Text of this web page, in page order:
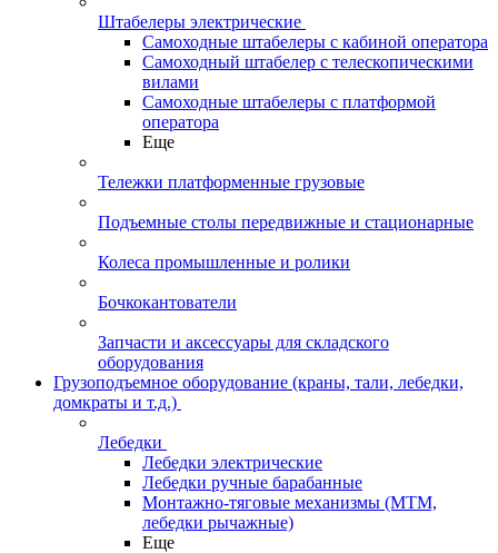
Штабелеры электрические
Самоходные штабелеры с кабиной оператора
Самоходный штабелер с телескопическими
вилами
Самоходные штабелеры с платформой
оператора
Еще
Тележки платформенные грузовые
Подъемные столы передвижные и стационарные
Колеса промышленные и ролики
Бочкокантователи
Запчасти и аксессуары для складского
оборудования
Грузоподъемное оборудование (краны, тали, лебедки,
домкраты и т.д.)
Лебедки
Лебедки электрические
Лебедки ручные барабанные
Монтажно-тяговые механизмы (МТМ,
лебедки рычажные)
Еще